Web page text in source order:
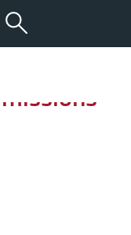
aA - +
de